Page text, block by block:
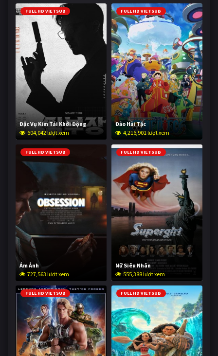
FULL HD VIETSUB
Đặc Vụ Kim Tái Khởi Động
604,042 lượt xem
FULL HD VIETSUB
Đảo Hải Tặc
4,216,901 lượt xem
FULL HD VIETSUB
Ám Ảnh
727,563 lượt xem
FULL HD VIETSUB
Nữ Siêu Nhân
555,388 lượt xem
FULL HD VIETSUB FULL HD VIETSUB